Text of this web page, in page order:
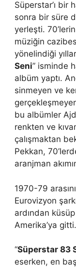
Süperstar’ı bir
sonra bir süre
yerleşti.
müziğin
yönelindiği
Seni” isminde
albüm yaptı.
sinmeyen ve
bu albümler
renkten ve
çalışmaktan
Pekkan,
aranjman
1970-79 arasını
Eurovizyon
ardından
Amerika’ya
“Süperstar 83
eserken, en